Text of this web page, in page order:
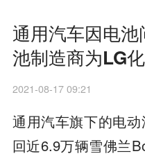
通用汽车因电
池制造商为LG
2021-08-17 09:21
通用汽车旗下的电
回近6.9万辆雪佛兰